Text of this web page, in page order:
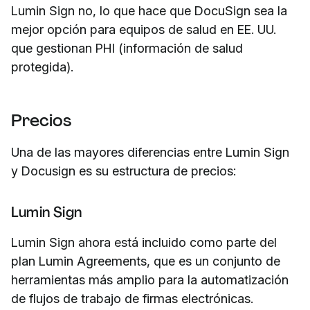
Lumin Sign no, lo que hace que DocuSign sea la
mejor opción para equipos de salud en EE. UU.
que gestionan PHI (información de salud
protegida).
Precios
Una de las mayores diferencias entre Lumin Sign
y Docusign es su estructura de precios:
Lumin Sign
Lumin Sign ahora está incluido como parte del
plan Lumin Agreements, que es un conjunto de
herramientas más amplio para la automatización
de flujos de trabajo de firmas electrónicas.